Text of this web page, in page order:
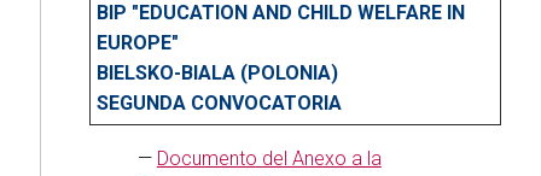
BIP "EDUCATION AND CHILD WELFARE IN
EUROPE"
BIELSKO-BIALA (POLONIA)
SEGUNDA CONVOCATORIA
— Documento del Anexo a la